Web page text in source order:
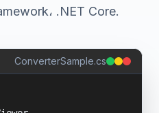
.NET Framework، .NET Core و .NET 6+.
ConverterSample.cs